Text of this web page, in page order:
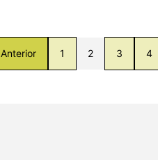
Anterior 1 2 3 4